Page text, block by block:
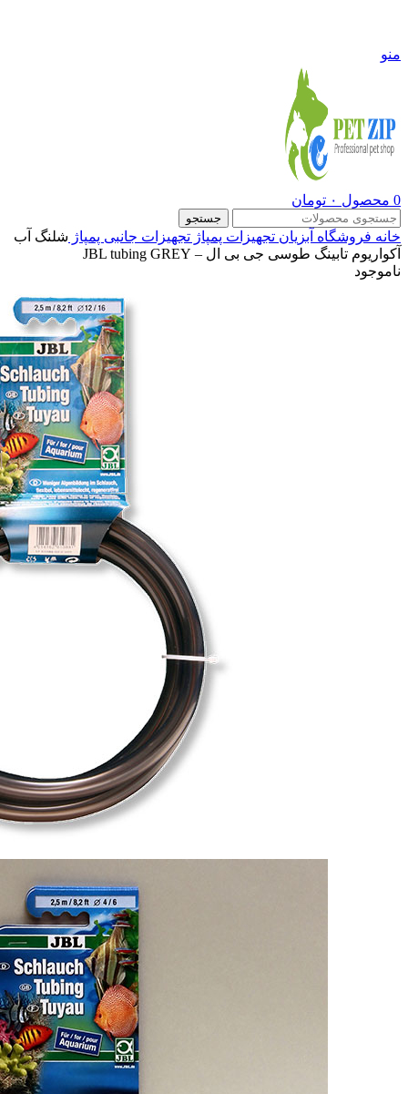
منو
0 محصول ۰ تومان
جستجو
خانه فروشگاه آبزیان تجهیزات پمپاژ تجهیزات جانبی پمپاژ شلنگ آب
آکواریوم تابینگ طوسی جی بی ال – JBL tubing GREY
ناموجود